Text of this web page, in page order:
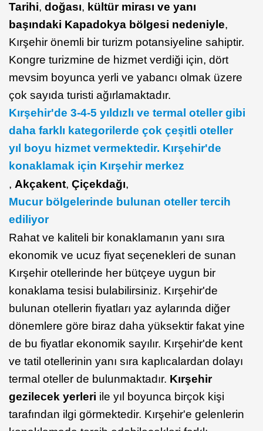
Tarihi, doğası, kültür mirası ve yanı
başındaki Kapadokya bölgesi nedeniyle,
Kırşehir önemli bir turizm potansiyeline sahiptir.
Kongre turizmine de hizmet verdiği için, dört
mevsim boyunca yerli ve yabancı olmak üzere
çok sayıda turisti ağırlamaktadır.
Kırşehir'de 3-4-5 yıldızlı ve termal oteller gibi
daha farklı kategorilerde çok çeşitli oteller
yıl boyu hizmet vermektedir. Kırşehir'de
konaklamak için Kırşehir merkez
, Akçakent, Çiçekdağı,
Mucur bölgelerinde bulunan oteller tercih
ediliyor
Rahat ve kaliteli bir konaklamanın yanı sıra
ekonomik ve ucuz fiyat seçenekleri de sunan
Kırşehir otellerinde her bütçeye uygun bir
konaklama tesisi bulabilirsiniz. Kırşehir'de
bulunan otellerin fiyatları yaz aylarında diğer
dönemlere göre biraz daha yüksektir fakat yine
de bu fiyatlar ekonomik sayılır. Kırşehir'de kent
ve tatil otellerinin yanı sıra kaplıcalardan dolayı
termal oteller de bulunmaktadır. Kırşehir
gezilecek yerleri ile yıl boyunca birçok kişi
tarafından ilgi görmektedir. Kırşehir'e gelenlerin